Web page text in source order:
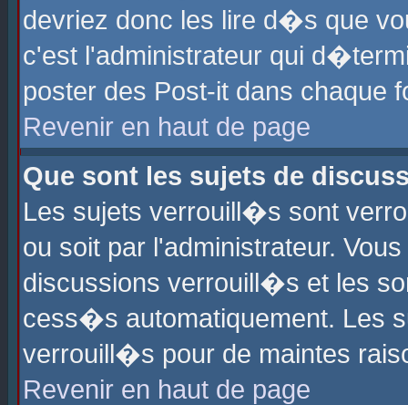
devriez donc les lire d�s que
c'est l'administrateur qui
poster des Post-it dans chaque
Revenir en haut de page
Que sont les sujets de
Les sujets verrouill�s sont
ou soit par l'administrateur.
discussions verrouill�s et les
cess�s automatiquement. Les
verrouill�s pour de maintes
Revenir en haut de page